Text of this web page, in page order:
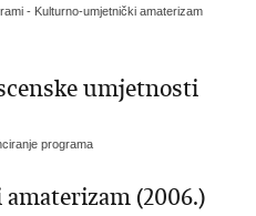
- Kulturno-umjetnički amaterizam
umjetnosti
programa
(2006.)